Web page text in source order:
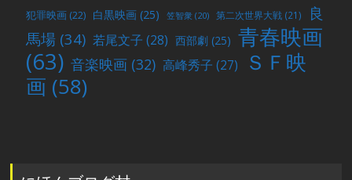
犯罪映画 (22) 白黒映画 (25) 笠智衆 (20) 第二次世界大戦 (21)
良
馬場 (34) 若尾文子 (28) 西部劇 (25) 青春映画
(63) 音楽映画 (32) 高峰秀子 (27)
ＳＦ映
画 (58)